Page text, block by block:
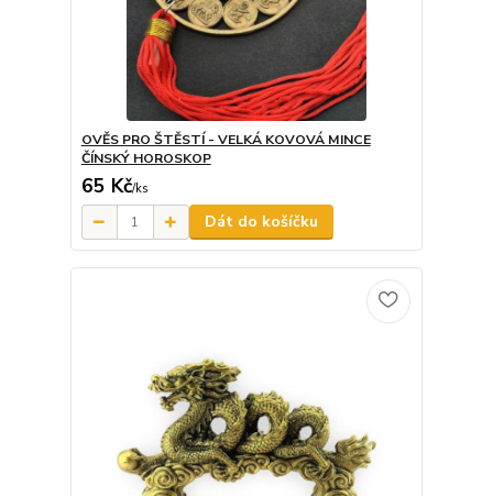
OVĚS PRO ŠTĚSTÍ - VELKÁ KOVOVÁ MINCE
ČÍNSKÝ HOROSKOP
65 Kč/ks
Dát do košíčku